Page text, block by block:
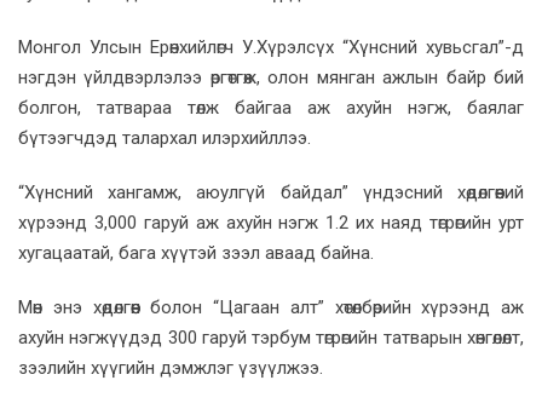
Монгол Улсын Ерөнхийлөгч У.Хүрэлсүх “Хүнсний хувьсгал”-д
нэгдэн үйлдвэрлэлээ өргөтгөж, олон мянган ажлын байр бий
болгон, татвараа төлж байгаа аж ахуйн нэгж, баялаг
бүтээгчдэд талархал илэрхийллээ.
“Хүнсний хангамж, аюулгүй байдал” үндэсний хөдөлгөөний
хүрээнд 3,000 гаруй аж ахуйн нэгж 1.2 их наяд төгрөгийн урт
хугацаатай, бага хүүтэй зээл аваад байна.
Мөн энэ хөдөлгөөн болон “Цагаан алт” хөтөлбөрийн хүрээнд аж
ахуйн нэгжүүдэд 300 гаруй тэрбум төгрөгийн татварын хөнгөлөлт,
зээлийн хүүгийн дэмжлэг үзүүлжээ.